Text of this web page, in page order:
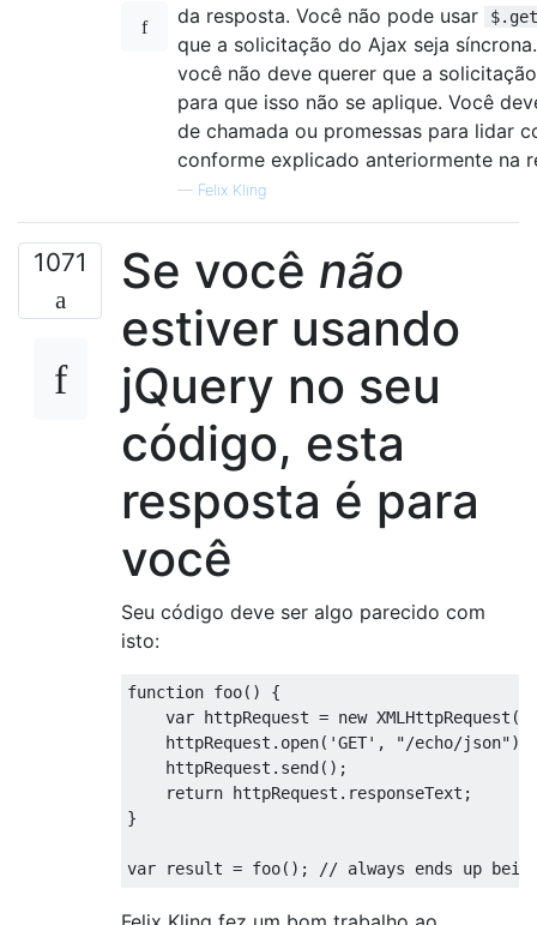
da resposta. Você não pode usar
que a solicitação do Ajax seja
você não deve querer que a
para que isso não se aplique. Você
de chamada ou promessas para lidar
conforme explicado anteriormente na
— Felix Kling
1071 Se você não
estiver usando
jQuery no seu
código, esta
resposta é para
você
Seu código deve ser algo parecido com
isto:
function foo()
{
var httpRequest = new XMLHttpRequest
    httpRequest
. open( 'GET' , "/echo/json");
    httpRequest
. send();
return httpRequest . responseText ;
}
var result = foo(); // always ends up